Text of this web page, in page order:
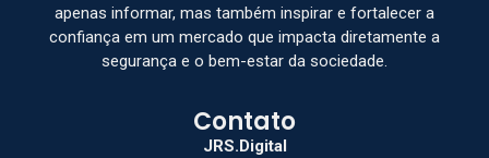
apenas informar, mas também inspirar e fortalecer a
confiança em um mercado que impacta diretamente a
segurança e o bem-estar da sociedade.
Contato
JRS.Digital